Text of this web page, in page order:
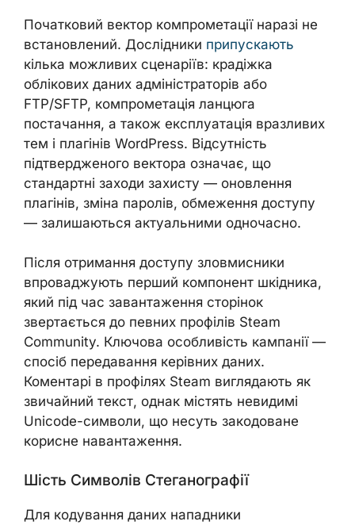
Початковий вектор компрометації наразі не
встановлений. Дослідники припускають
кілька можливих сценаріїв: крадіжка
облікових даних адміністраторів або
FTP/SFTP, компрометація ланцюга
постачання, а також експлуатація вразливих
тем і плагінів WordPress. Відсутність
підтвердженого вектора означає, що
стандартні заходи захисту — оновлення
плагінів, зміна паролів, обмеження доступу
— залишаються актуальними одночасно.
Після отримання доступу зловмисники
впроваджують перший компонент шкідника,
який під час завантаження сторінок
звертається до певних профілів Steam
Community. Ключова особливість кампанії —
спосіб передавання керівних даних.
Коментарі в профілях Steam виглядають як
звичайний текст, однак містять невидимі
Unicode-символи, що несуть закодоване
корисне навантаження.
Шість Символів Стеганографії
Для кодування даних нападники